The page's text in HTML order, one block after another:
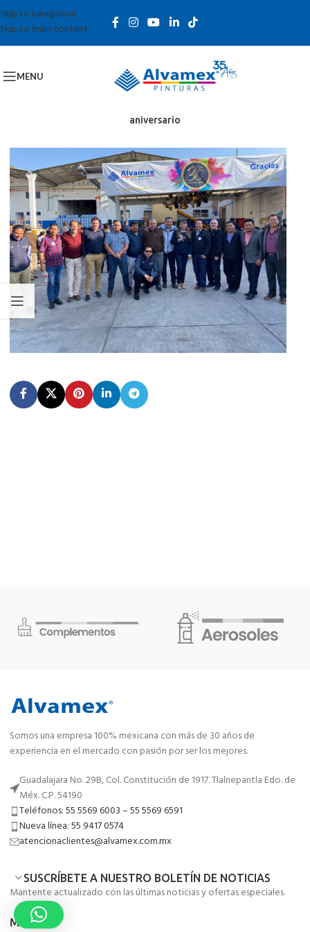
Skip to navigation
Skip to main content
MENU
aniversario
Somos una empresa 100% mexicana con más de 30 años de
experiencia en el mercado con pasión por ser los mejores.
Guadalajara No. 29B, Col. Constitución de 1917. Tlalnepantla Edo. de
Méx. C.P. 54190
Teléfonos: 55 5569 6003 – 55 5569 6591
Nueva línea: 55 9417 0574
atencionaclientes@alvamex.com.mx
SUSCRÍBETE A NUESTRO BOLETÍN DE NOTICIAS
Mantente actualizado con las últimas noticias y ofertas especiales.
MENÚ